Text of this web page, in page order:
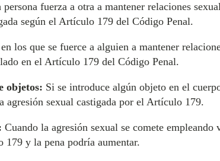
persona fuerza a otra a mantener relaciones
según el Artículo 179 del Código Penal.
los que se fuerce a alguien a mantener
en el Artículo 179 del Código Penal.
objetos: Si se introduce algún objeto en el
agresión sexual castigada por el Artículo 179.
Cuando la agresión sexual se comete
179 y la pena podría aumentar.